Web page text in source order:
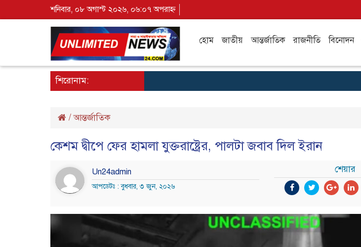
শনিবার, ০৮ অগাস্ট ২০২৬, ০৬:০৭ অপরাহ্ন
হোম জাতীয় আন্তর্জাতিক রাজনীতি বিনোদন
শিরোনাম:
/আন্তর্জাতিক
কেশম দ্বীপে ফের হামলা যুক্তরাষ্ট্রের, পালটা জবাব দিল ইরান
Un24admin
আপডেটঃ : বুধবার, ৩ জুন, ২০২৬
শেয়ার